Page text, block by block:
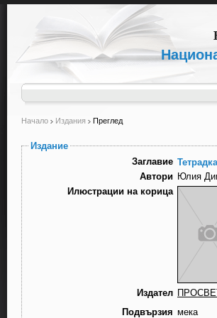
Начало Издания Преглед
Издание
Заглавие
Автори Юлия
Илюстрации на корица
Издател
Подвързия мека